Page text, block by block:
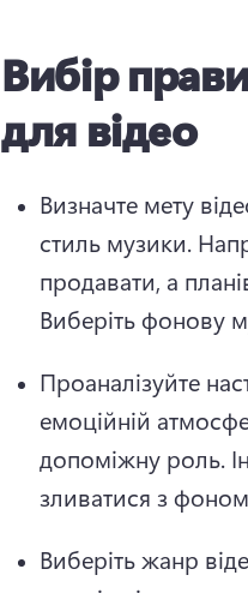
Вибір
для відео
Визначте мету
стиль музики.
Виберіть фонову
Проаналізуйте
емоційній
допоміжну роль.
зливатися з
Виберіть жанр